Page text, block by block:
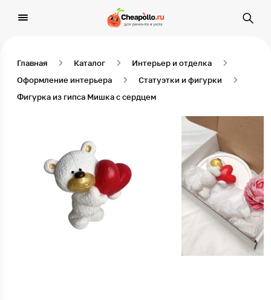
Главная Каталог
Интерьер и отделка
Оформление интерьера
Статуэтки и фигурки
Фигурка из гипса Мишка с сердцем